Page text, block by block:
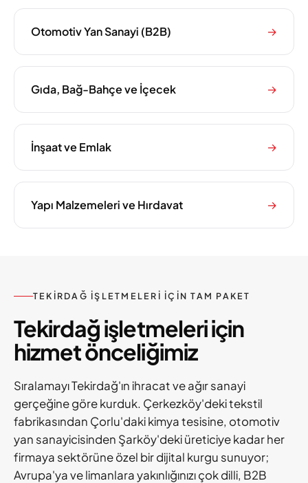
Otomotiv Yan Sanayi (B2B) →
Gıda, Bağ-Bahçe ve İçecek →
İnşaat ve Emlak →
Yapı Malzemeleri ve Hırdavat →
TEKIRDAĞ IŞLETMELERI IÇIN TAM PAKET
Tekirdağ işletmeleri için
hizmet önceliğimiz
Sıralamayı Tekirdağ'ın ihracat ve ağır sanayi
gerçeğine göre kurduk. Çerkezköy'deki tekstil
fabrikasından Çorlu'daki kimya tesisine, otomotiv
yan sanayicisinden Şarköy'deki üreticiye kadar her
firmaya sektörüne özel bir dijital kurgu sunuyor;
Avrupa'ya ve limanlara yakınlığınızı çok dilli, B2B